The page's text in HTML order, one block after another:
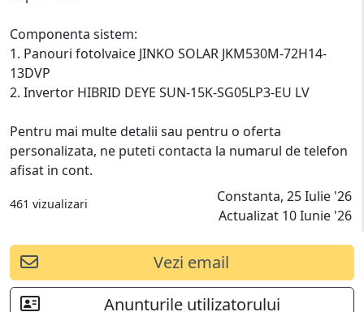
Componenta sistem:
1. Panouri fotolvaice JINKO SOLAR JKM530M-72H14-
13DVP
2. Invertor HIBRID DEYE SUN-15K-SG05LP3-EU LV
Pentru mai multe detalii sau pentru o oferta
personalizata, ne puteti contacta la numarul de telefon
afisat in cont.
461 vizualizari
Constanta, 25 Iulie '26
Actualizat 10 Iunie '26
Vezi email
Anunturile utilizatorului